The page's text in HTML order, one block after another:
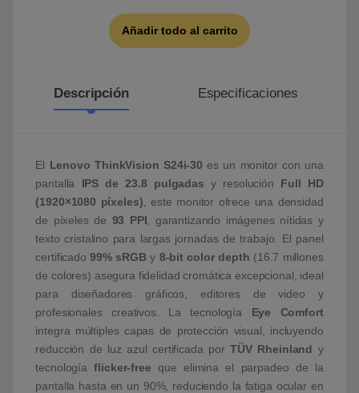
Añadir todo al carrito
Descripción Especificaciones
El Lenovo ThinkVision S24i-30es un monitor con una
pantalla IPS de 23.8 pulgadas y resolución Full HD
(1920×1080 píxeles) , este monitor ofrece una densidad
de píxeles de 93 PPI , garantizando imágenes nítidas y
texto cristalino para largas jornadas de trabajo. El panel
certificado99% sRGBy 8-bit color depth (16.7 millones
de colores) asegura fidelidad cromática excepcional, ideal
para diseñadores gráficos, editores de video y
profesionales creativos. La tecnología Eye Comfort
integra múltiples capas de protección visual, incluyendo
reducción de luz azul certificada porTÜV Rheinland y
tecnologíaflicker-free que elimina el parpadeo de la
pantalla hasta en un 90%, reduciendo la fatiga ocular en